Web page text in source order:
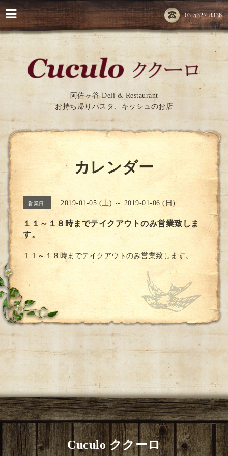
03-5327-8336
阿佐ヶ谷 Deli & Restaurant
お持ち帰りパスタ、キッシュのお店
カレンダー
営業日 2019-01-05 (土) ～ 2019-01-06 (日)
１１～１８時までテイクアウトのみ営業致しま
す。
１１～１８時までテイクアウトのみ営業致します。
Cuculo ククーロ